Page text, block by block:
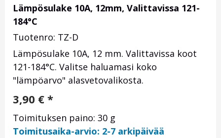
Lämpösulake 10A, 12mm, Valittavissa 121-
184°C
Tuotenro: TZ-D
Lämpösulake 10A, 12 mm. Valittavissa koot
121-184°C. Valitse haluamasi koko
"lämpöarvo" alasvetovalikosta.
3,90 € *
Toimituksen paino: 30 g
Toimitusaika-arvio: 2-7 arkipäivää